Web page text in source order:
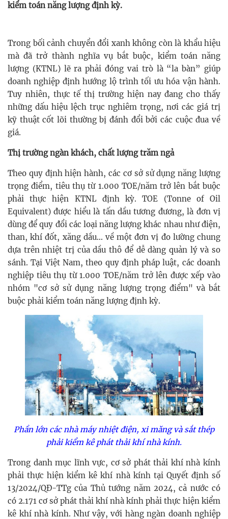
kiểm toán năng lượng định kỳ.
Trong bối cảnh chuyển đổi xanh không còn là khẩu hiệu
mà đã trở thành nghĩa vụ bắt buộc, kiểm toán năng
lượng (KTNL) lẽ ra phải đóng vai trò là “la bàn” giúp
doanh nghiệp định hướng lộ trình tối ưu hóa vận hành.
Tuy nhiên, thực tế thị trường hiện nay đang cho thấy
những dấu hiệu lệch trục nghiêm trọng, nơi các giá trị
kỹ thuật cốt lõi thường bị đánh đổi bởi các cuộc đua về
giá.
Thị trường ngàn khách, chất lượng trăm ngả
Theo quy định hiện hành, các cơ sở sử dụng năng lượng
trọng điểm, tiêu thụ từ 1.000 TOE/năm trở lên bắt buộc
phải thực hiện KTNL định kỳ. TOE (Tonne of Oil
Equivalent) được hiểu là tấn dầu tương đương, là đơn vị
dùng để quy đổi các loại năng lượng khác nhau như điện,
than, khí đốt, xăng dầu... về một đơn vị đo lường chung
dựa trên nhiệt trị của dầu thô để dễ dàng quản lý và so
sánh. Tại Việt Nam, theo quy định pháp luật, các doanh
nghiệp tiêu thụ từ 1.000 TOE/năm trở lên được xếp vào
nhóm "cơ sở sử dụng năng lượng trọng điểm" và bắt
buộc phải kiểm toán năng lượng định kỳ.
Phần lớn các nhà máy nhiệt điện, xi măng và sắt thép
phải kiểm kê phát thải khí nhà kính.
Trong danh mục lĩnh vực, cơ sở phát thải khí nhà kính
phải thực hiện kiểm kê khí nhà kính tại Quyết định số
13/2024/QĐ-TTg của Thủ tướng năm 2024, cả nước có
có 2.171 cơ sở phát thải khí nhà kính phải thực hiện kiểm
kê khí nhà kính. Như vậy, với hàng ngàn doanh nghiệp